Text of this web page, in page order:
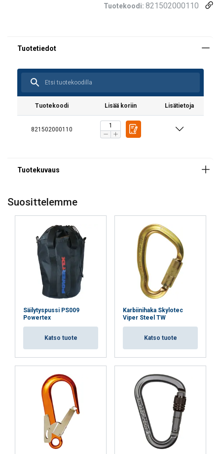
Tuotekoodi: 821502000110
Tuotekoodi Lisää koriin Lisätietoja
821502000110
Suosittelemme
Säilytyspussi PS009
Powertex
Katso tuote
Karbiinihaka Skylotec
Viper Steel TW
Katso tuote
FINNISH
ENGLISH TRANSLATION
Tämä sivusto käyttää evästeitä
Käytämme evästeitä sisällön, mainosten